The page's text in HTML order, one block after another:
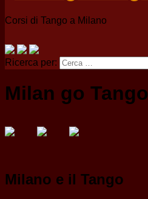
Corsi di Tango a Milano
Ricerca per:
Milan go Tango
Milano e il Tango